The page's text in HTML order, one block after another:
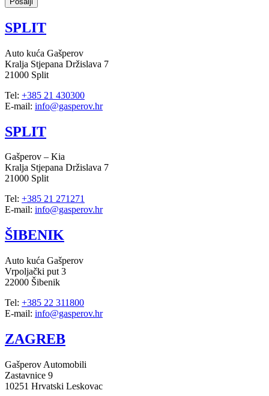
SPLIT
Auto kuća Gašperov
Kralja Stjepana Držislava 7
21000 Split
Tel: +385 21 430300
E-mail: info@gasperov.hr
SPLIT
Gašperov – Kia
Kralja Stjepana Držislava 7
21000 Split
Tel: +385 21 271271
E-mail: info@gasperov.hr
ŠIBENIK
Auto kuća Gašperov
Vrpoljački put 3
22000 Šibenik
Tel: +385 22 311800
E-mail: info@gasperov.hr
ZAGREB
Gašperov Automobili
Zastavnice 9
10251 Hrvatski Leskovac